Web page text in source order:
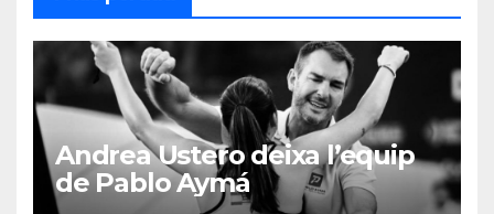
Andrea Ustero deixa l’equip
de Pablo Aymá